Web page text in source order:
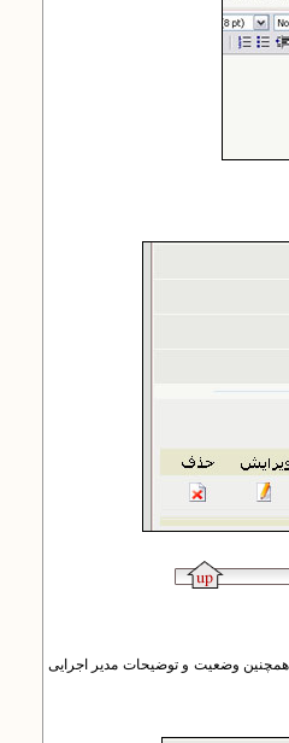
وضعیت و توضیحات مدیر اجرایی